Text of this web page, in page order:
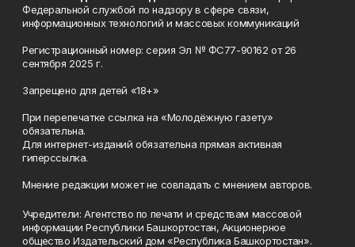
Федеральной службой по надзору в сфере связи,
информационных технологий и массовых коммуникаций
Регистрационный номер: серия Эл № ФС77-90162 от 26
сентября 2025 г.
Запрещено для детей «18+»
При перепечатке ссылка на «Молодёжную газету»
обязательна.
Для интернет-изданий обязательна прямая активная
гиперссылка.
Мнение редакции может не совпадать с мнением авторов.
Учредители: Агентство по печати и средствам массовой
информации Республики Башкортостан, Акционерное
общество Издательский дом «Республика Башкортостан».